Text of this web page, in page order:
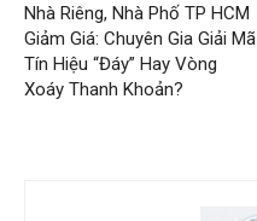
Nhà Riêng, Nhà Phố TP HCM
Giảm Giá: Chuyên Gia Giải Mã
Tín Hiệu “Đáy” Hay Vòng
Xoáy Thanh Khoản?